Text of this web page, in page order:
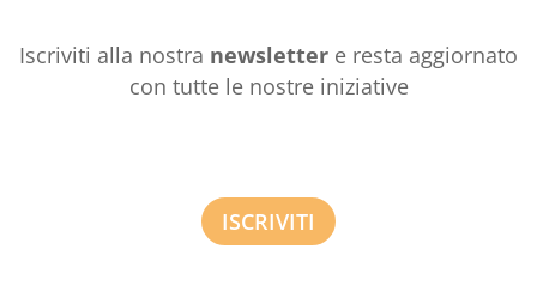
Iscriviti alla nostra newsletter e resta aggiornato
con tutte le nostre iniziative
ISCRIVITI